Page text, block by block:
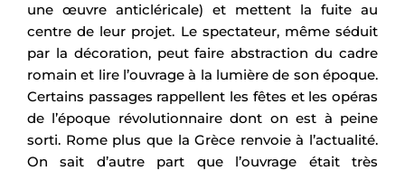
une œuvre anticléricale) et mettent la fuite au
centre de leur projet. Le spectateur, même séduit
par la décoration, peut faire abstraction du cadre
romain et lire l’ouvrage à la lumière de son époque.
Certains passages rappellent les fêtes et les opéras
de l’époque révolutionnaire dont on est à peine
sorti. Rome plus que la Grèce renvoie à l’actualité.
On sait d’autre part que l’ouvrage était très